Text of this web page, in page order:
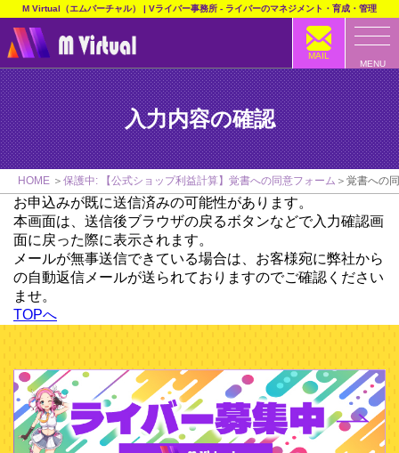
M Virtual（エムバーチャル） | Vライバー事務所 - ライバーのマネジメント・育成・管理
MENU
MAIL
入力内容の確認
HOME 保護中: 【公式ショップ利益計算】覚書への同意フォーム 覚書への
お申込みが既に送信済みの可能性があります。
本画面は、送信後ブラウザの戻るボタンなどで入力確認画
面に戻った際に表示されます。
メールが無事送信できている場合は、お客様宛に弊社から
の自動返信メールが送られておりますのでご確認ください
ませ。
TOPへ